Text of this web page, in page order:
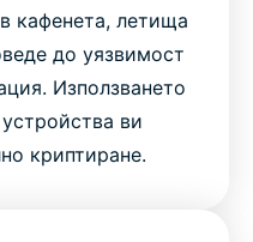
кафенета, летища
до уязвимост
Използването
ви
криптиране.